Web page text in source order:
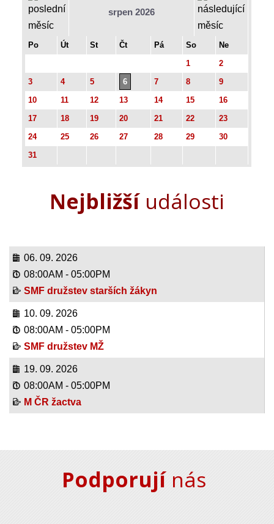
srpen 2026
Po Út St Čt Pá So
Ne
1
2
3
4 5 6 7 8
9
10
11 12 13 14 15
16
17
18 19 20 21 22
23
24
25 26 27 28 29
30
31
Nejbližšíudálosti
06. 09. 2026
08:00AM - 05:00PM
SMF družstev starších žákyn
10. 09. 2026
08:00AM - 05:00PM
SMF družstev MŽ
19. 09. 2026
08:00AM - 05:00PM
M ČR žactva
Podporujínás